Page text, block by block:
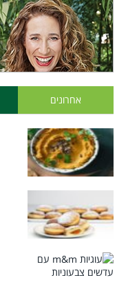
אחרונים